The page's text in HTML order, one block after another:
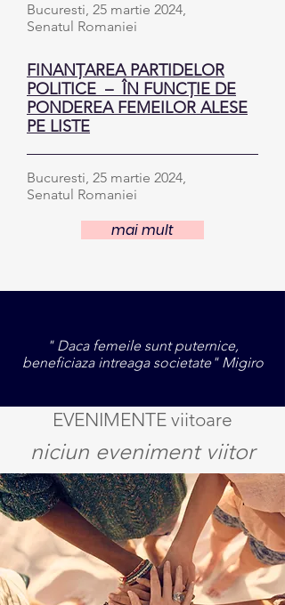
Bucuresti, 25 martie 2024,
Senatul Romaniei
FINANȚAREA PARTIDELOR
POLITICE – ÎN FUNCȚIE DE
PONDEREA FEMEILOR ALESE
PE LISTE
Bucuresti, 25 martie 2024,
Senatul Romaniei
mai mult
" Daca femeile sunt puternice,
beneficiaza intreaga societate" Migiro
EVENIMENTE viitoare
niciun eveniment viitor